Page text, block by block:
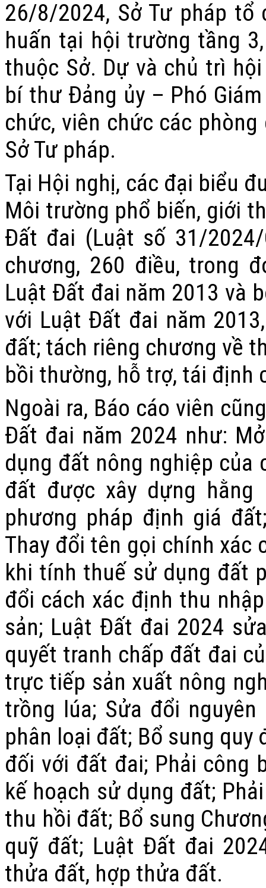
26/8/2024, Sở Tư pháp
huấn tại hội trường tầng
thuộc Sở. Dự và chủ trì
bí thư Đảng ủy – Phó
chức, viên chức các
Sở Tư pháp.
Tại Hội nghị, các đại biểu
Môi trường phổ biến, giới
Đất đai (Luật số 31/
chương, 260 điều, trong
Luật Đất đai năm 2013 và
với Luật Đất đai năm
đất; tách riêng chương về
bồi thường, hỗ trợ, tái định
Ngoài ra, Báo cáo viên
Đất đai năm 2024 như:
dụng đất nông nghiệp của
đất được xây dựng
phương pháp định giá
Thay đổi tên gọi chính xác
khi tính thuế sử dụng đất
đổi cách xác định thu
sản; Luật Đất đai 2024
quyết tranh chấp đất đai
trực tiếp sản xuất nông
trồng lúa; Sửa đổi
phân loại đất; Bổ sung quy
đối với đất đai; Phải công
kế hoạch sử dụng đất;
thu hồi đất; Bổ sung
quỹ đất; Luật Đất đai
thửa đất, hợp thửa đất.